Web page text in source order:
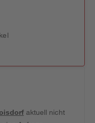
aktuell nicht